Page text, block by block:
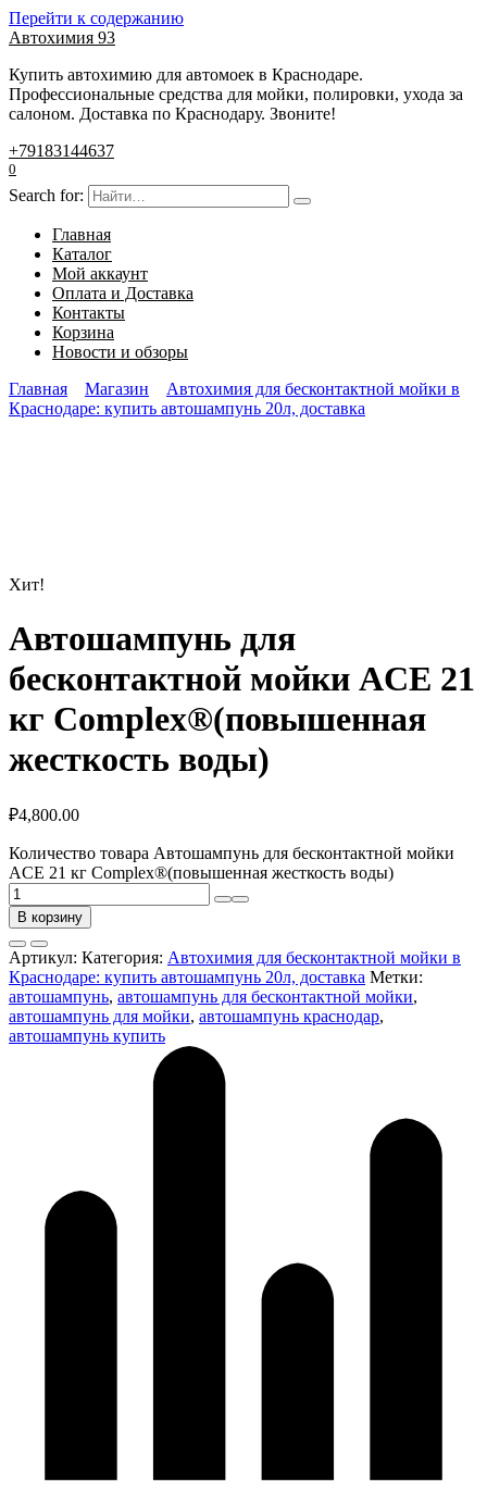
Перейти к содержанию
Автохимия 93
Купить автохимию для автомоек в Краснодаре.
Профессиональные средства для мойки, полировки, ухода за
салоном. Доставка по Краснодару. Звоните!
+79183144637
0
Search for:
Главная
Каталог
Мой аккаунт
Оплата и Доставка
Контакты
Корзина
Новости и обзоры
Главная
Магазин
Автохимия для бесконтактной мойки в
Краснодаре: купить автошампунь 20л, доставка
Хит!
Автошампунь для
бесконтактной мойки ACE 21
кг Complex®(повышенная
жесткость воды)
₽4,800.00
Количество товара Автошампунь для бесконтактной мойки
ACE 21 кг Complex®(повышенная жесткость воды)
В корзину
Артикул: Категория: Автохимия для бесконтактной мойки в
Краснодаре: купить автошампунь 20л, доставка Метки:
автошампунь, автошампунь для бесконтактной мойки,
автошампунь для мойки, автошампунь краснодар,
автошампунь купить